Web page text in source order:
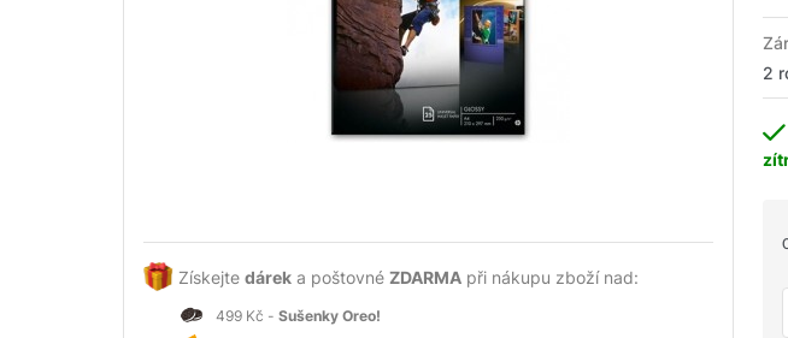
Získejte dárek a poštovné ZDARMA při nákupu zboží nad:
499 Kč - Sušenky Oreo!
2